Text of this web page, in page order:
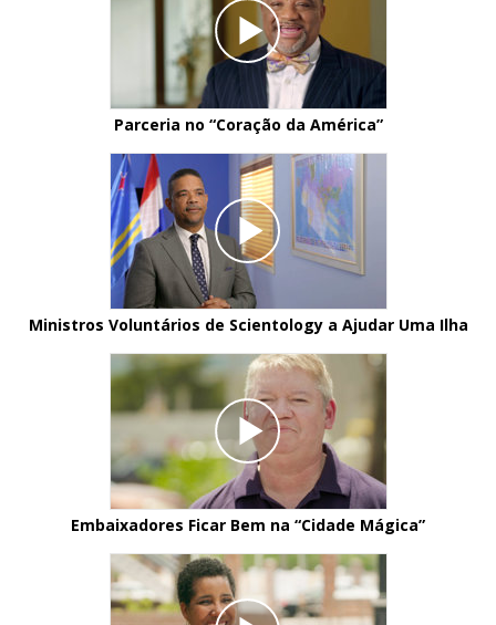
Parceria no “Coração da América”
Ministros Voluntários de Scientology a Ajudar Uma Ilha
Embaixadores Ficar Bem na “Cidade Mágica”